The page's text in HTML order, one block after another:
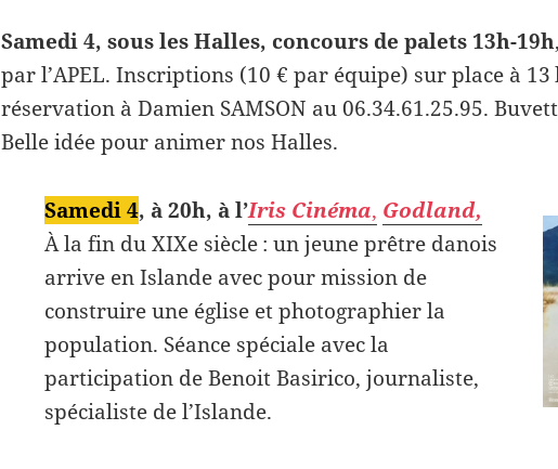
Samedi 4, sous les Halles, concours de palets 13h-19h
par l’APEL. Inscriptions (10 € par équipe) sur place à 13
réservation à Damien SAMSON au 06.34.61.25.95.
Belle idée pour animer nos Halles.
Samedi 4, à 20h, à l’Iris Cinéma, Godland,
À la fin du XIXe siècle : un jeune prêtre danois
arrive en Islande avec pour mission de
construire une église et photographier la
population. Séance spéciale avec la
participation de Benoit Basirico, journaliste,
spécialiste de l’Islande.